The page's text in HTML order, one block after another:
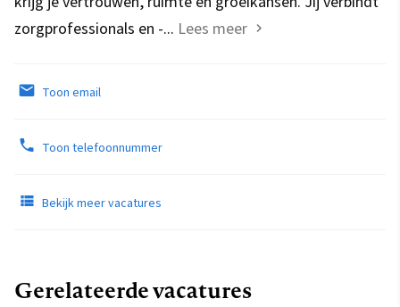
zorgprofessionals en -... Lees meer
Toon email
Toon telefoonnummer
Bekijk meer vacatures
Gerelateerde vacatures